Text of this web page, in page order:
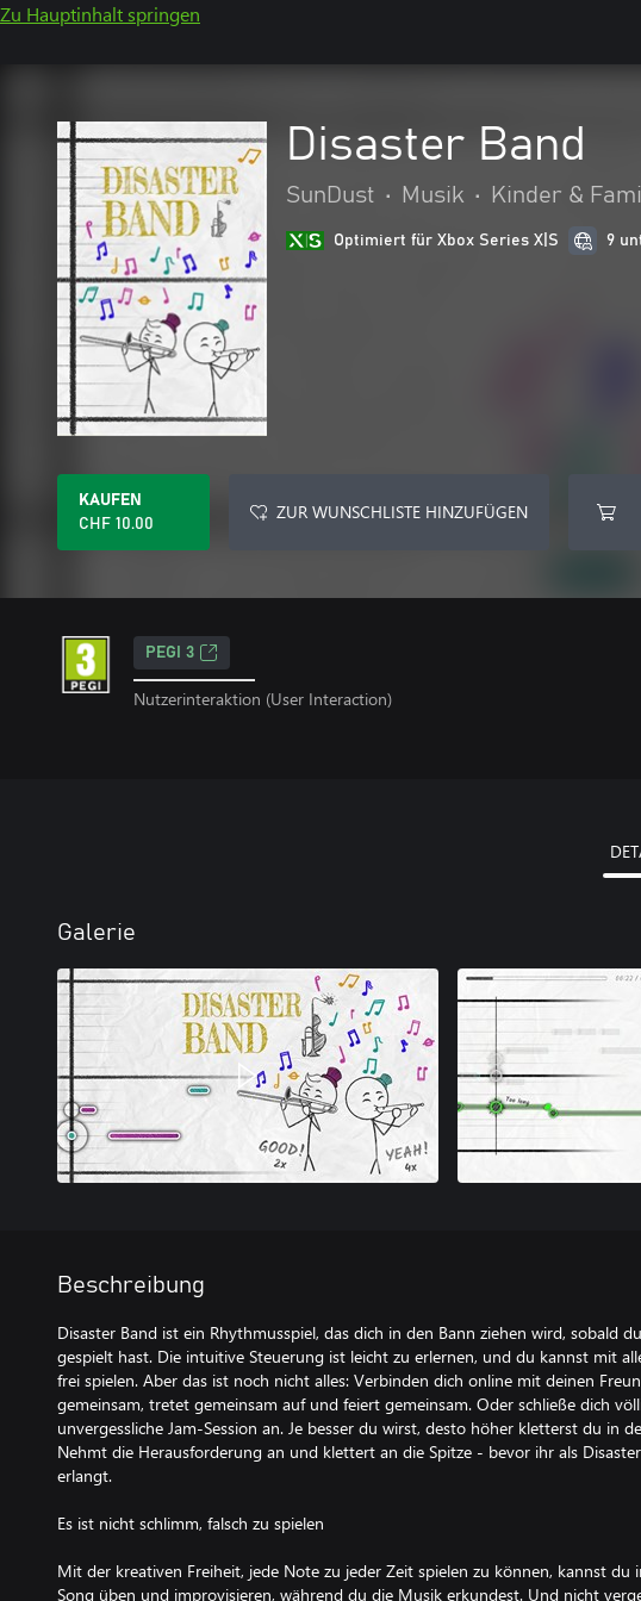
Zu Hauptinhalt springen
Disaster Band
SunDust • Musik • Kinder &
Optimiert für Xbox Series X|S 9
KAUFEN
CHF 10.00
ZUR WUNSCHLISTE HINZUFÜGEN
PEGI 3
Nutzerinteraktion (User Interaction)
Galerie
Beschreibung
Disaster Band ist ein Rhythmusspiel, das dich in den Bann ziehen wird, sobald
gespielt hast. Die intuitive Steuerung ist leicht zu erlernen, und du kannst mit
frei spielen. Aber das ist noch nicht alles: Verbinden dich online mit deinen
gemeinsam, tretet gemeinsam auf und feiert gemeinsam. Oder schließe dich
unvergessliche Jam-Session an. Je besser du wirst, desto höher kletterst du in
Nehmt die Herausforderung an und klettert an die Spitze - bevor ihr als
erlangt.
Es ist nicht schlimm, falsch zu spielen
Mit der kreativen Freiheit, jede Note zu jeder Zeit spielen zu können, kannst du
Song üben und improvisieren, während du die Musik erkundest. Und nicht